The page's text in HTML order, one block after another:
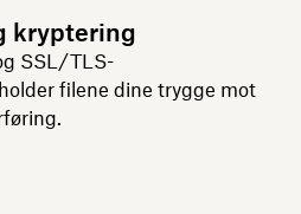
kryptering
SSL/TLS-
filene dine trygge mot